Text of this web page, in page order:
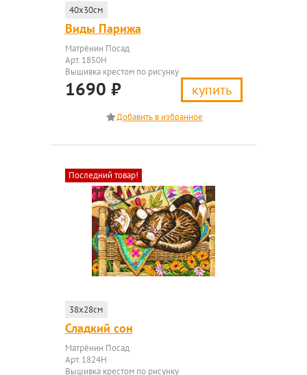
40x30см
Виды Парижа
Матрёнин Посад
Арт. 1850Н
Вышивка крестом по рисунку
1690 ₽ купить
Последний товар!
38x28см
Сладкий сон
Матрёнин Посад
Арт. 1824Н
Вышивка крестом по рисунку